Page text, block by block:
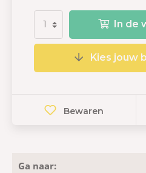
In de
Kies jouw
Bewaren
Ga naar: